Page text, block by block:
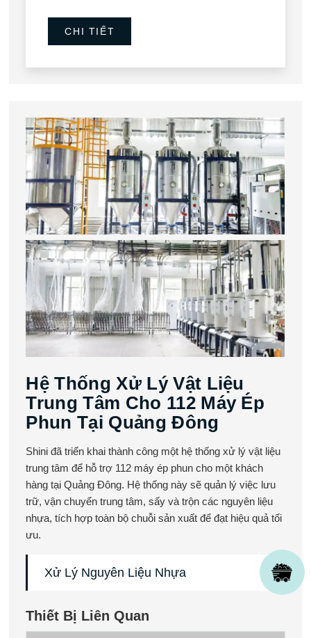
CHI TIẾT
Hệ Thống Xử Lý Vật Liệu
Trung Tâm Cho 112 Máy Ép
Phun Tại Quảng Đông
Shini đã triển khai thành công một hệ thống xử lý vật liệu
trung tâm để hỗ trợ 112 máy ép phun cho một khách
hàng tại Quảng Đông. Hệ thống này sẽ quản lý việc lưu
trữ, vận chuyển trung tâm, sấy và trộn các nguyên liệu
nhựa, tích hợp toàn bộ chuỗi sản xuất để đạt hiệu quả tối
ưu.
Xử Lý Nguyên Liệu Nhựa
Thiết Bị Liên Quan